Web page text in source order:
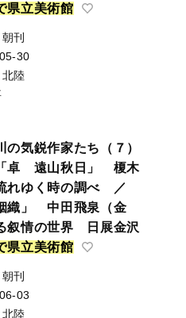
県立美術館
刊
30
陸
気鋭作家たち（７）
卓 遠山秋日」 榎木
れゆく時の調べ ／
織」 中田飛泉（金
叙情の世界 日展金沢
県立美術館
刊
03
陸